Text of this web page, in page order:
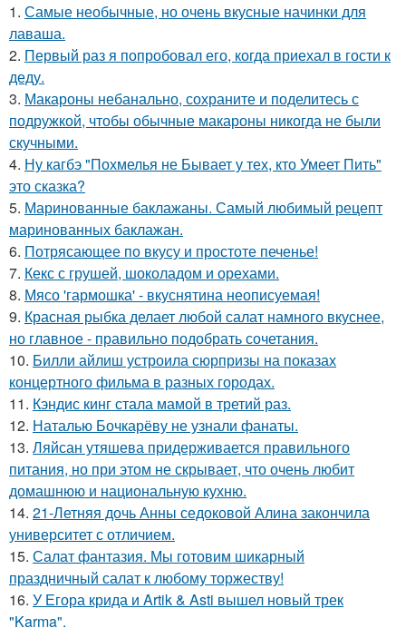
1. Самые необычные, но очень вкусные начинки для
лаваша.
2. Первый раз я попробовал его, когда приехал в гости к
деду.
3. Макароны небанально, сохраните и поделитесь с
подружкой, чтобы обычные макароны никогда не были
скучными.
4. Ну кагбэ "Похмелья не Бывает у тех, кто Умеет Пить"
это сказка?
5. Маринованные баклажаны. Самый любимый рецепт
маринованных баклажан.
6. Потрясающее по вкусу и простоте печенье!
7. Кекс с грушей, шоколадом и орехами.
8. Мясо 'гармошка' - вкуснятина неописуемая!
9. Красная рыбка делает любой салат намного вкуснее,
но главное - правильно подобрать сочетания.
10. Билли айлиш устроила сюрпризы на показах
концертного фильма в разных городах.
11. Кэндис кинг стала мамой в третий раз.
12. Наталью Бочкарёву не узнали фанаты.
13. Ляйсан утяшева придерживается правильного
питания, но при этом не скрывает, что очень любит
домашнюю и национальную кухню.
14. 21-Летняя дочь Анны седоковой Алина закончила
университет с отличием.
15. Салат фантазия. Мы готовим шикарный
праздничный салат к любому торжеству!
16. У Егора крида и Artik & Asti вышел новый трек
"Karma".